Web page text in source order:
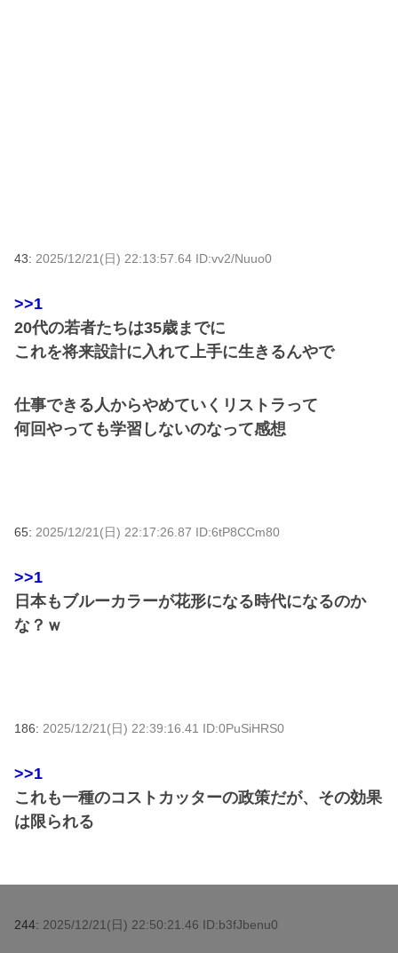
43: 2025/12/21(日) 22:13:57.64 ID:vv2/Nuuo0
>>1
20代の若者たちは35歳までに
これを将来設計に入れて上手に生きるんやで
仕事できる人からやめていくリストラって
何回やっても学習しないのなって感想
65: 2025/12/21(日) 22:17:26.87 ID:6tP8CCm80
>>1
日本もブルーカラーが花形になる時代になるのか
な？ｗ
186: 2025/12/21(日) 22:39:16.41 ID:0PuSiHRS0
>>1
これも一種のコストカッターの政策だが、その効果
は限られる
244: 2025/12/21(日) 22:50:21.46 ID:b3fJbenu0